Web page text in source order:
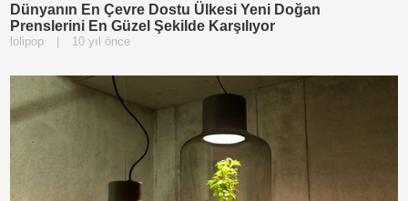
Dünyanın En Çevre Dostu Ülkesi Yeni Doğan
Prenslerini En Güzel Şekilde Karşılıyor
lolipop 10 yıl önce